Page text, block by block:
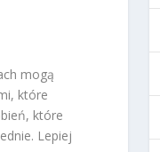
mogą
które
które
Lepiej